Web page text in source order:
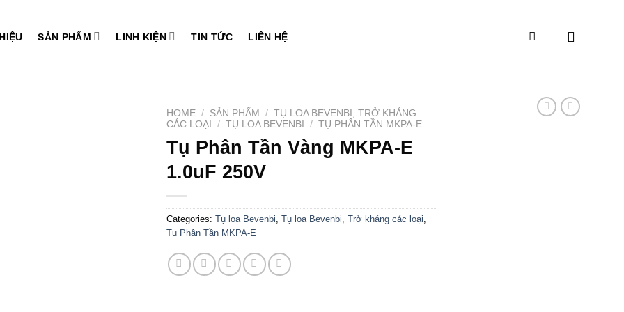
SẢN PHẨM LINH KIỆN TIN TỨC LIÊN HỆ
HOME / SẢN PHẨM / TỤ LOA BEVENBI, TRỞ KHÁNG
CÁC LOẠI
/ TỤ LOA BEVENBI / TỤ PHÂN TẦN MKPA-E
Tụ Phân Tần Vàng MKPA-E
1.0uF 250V
Categories: Tụ loa Bevenbi Tụ loa Bevenbi, Trở kháng các loại
Tụ Phân Tần MKPA-E